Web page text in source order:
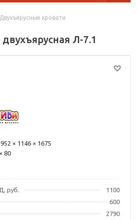
Двухъярусные кровати
Л-7.1
× 1146 × 1675
80
руб.
1100
600
2790